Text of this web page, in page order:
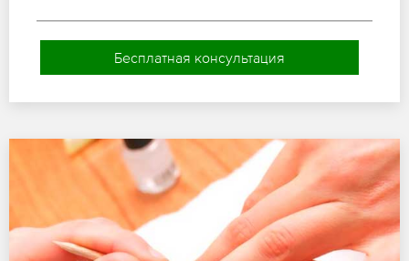
Бесплатная консультация